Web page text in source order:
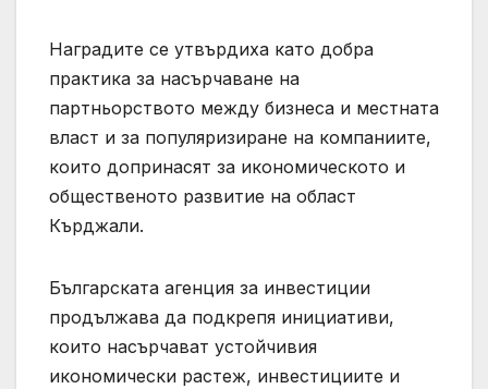
Наградите се утвърдиха като добра
практика за насърчаване на
партньорството между бизнеса и местната
власт и за популяризиране на компаниите,
които допринасят за икономическото и
общественото развитие на област
Кърджали.
Българската агенция за инвестиции
продължава да подкрепя инициативи,
които насърчават устойчивия
икономически растеж, инвестициите и